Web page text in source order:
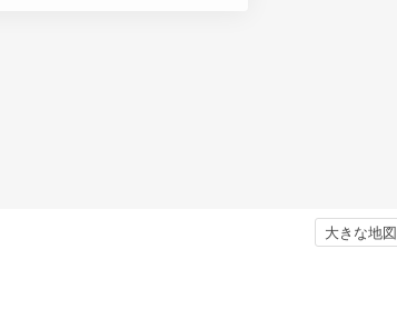
大きな地図